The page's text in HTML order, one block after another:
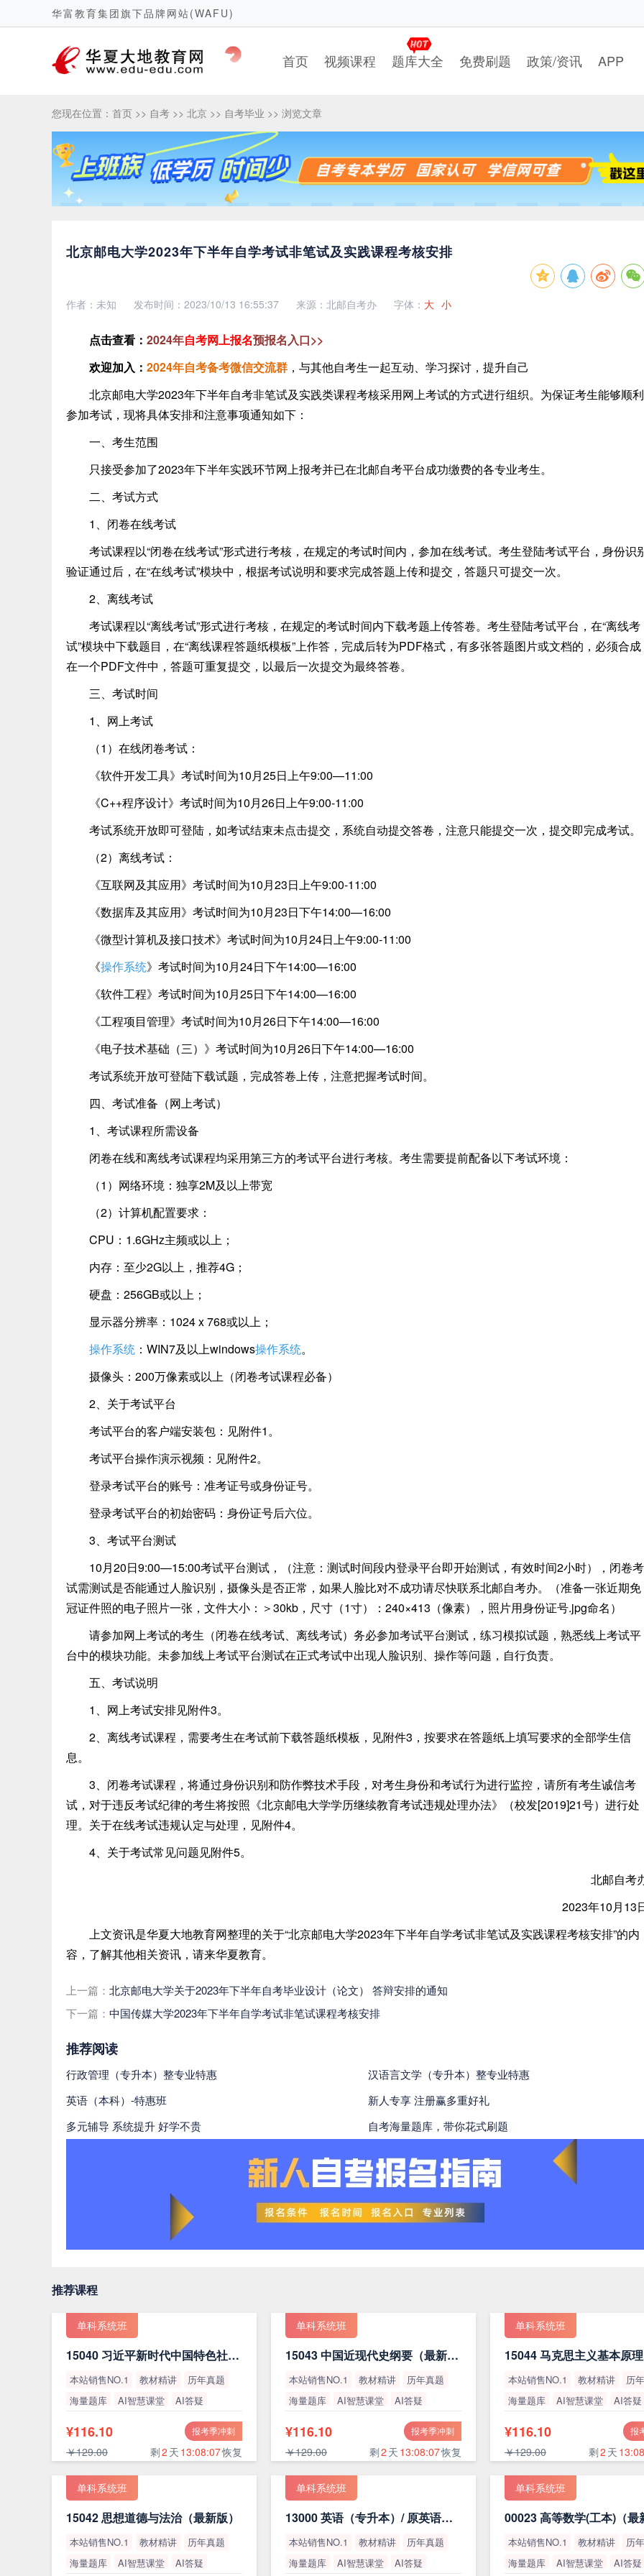
华富教育集团旗下品牌网站(WAFU)
首页 视频课程 题库大全 免费刷题 政策/资讯 APP
您现在位置： 首页 >> 自考 >> 北京 >> 自考毕业 >> 浏览文章
北京邮电大学2023年下半年自学考试非笔试及实践课程考核安排
作者：未知 发布时间：2023/10/13 16:55:37 来源：北邮自考办 字体： 大 小
点击查看： 2024年自考网上报名预报名入口>>
欢迎加入 ： 2024年自考备考微信交流群 ，与其他自考生一起互动、学习探讨，提升自己
北京邮电大学2023年下半年自考非笔试及实践类课程考核采用网上考试的方式进行组织。为保证考生能够顺利
参加考试，现将具体安排和注意事项通知如下：
一、考生范围
只接受参加了2023年下半年实践环节网上报考并已在北邮自考平台成功缴费的各专业考生。
二、考试方式
1、闭卷在线考试
考试课程以“闭卷在线考试”形式进行考核，在规定的考试时间内，参加在线考试。考生登陆考试平台，身份识
验证通过后，在“在线考试”模块中，根据考试说明和要求完成答题上传和提交，答题只可提交一次。
2、离线考试
考试课程以“离线考试”形式进行考核，在规定的考试时间内下载考题上传答卷。考生登陆考试平台，在“离线考
试”模块中下载题目，在“离线课程答题纸模板”上作答，完成后转为PDF格式，有多张答题图片或文档的，必须合成
在一个PDF文件中，答题可重复提交，以最后一次提交为最终答卷。
三、考试时间
1、网上考试
（1）在线闭卷考试：
《软件开发工具》考试时间为10月25日上午9:00—11:00
《C++程序设计》考试时间为10月26日上午9:00-11:00
考试系统开放即可登陆，如考试结束未点击提交，系统自动提交答卷，注意只能提交一次，提交即完成考试。
（2）离线考试：
《互联网及其应用》考试时间为10月23日上午9:00-11:00
《数据库及其应用》考试时间为10月23日下午14:00—16:00
《微型计算机及接口技术》考试时间为10月24日上午9:00-11:00
《操作系统》考试时间为10月24日下午14:00—16:00
《软件工程》考试时间为10月25日下午14:00—16:00
《工程项目管理》考试时间为10月26日下午14:00—16:00
《电子技术基础（三）》考试时间为10月26日下午14:00—16:00
考试系统开放可登陆下载试题，完成答卷上传，注意把握考试时间。
四、考试准备（网上考试）
1、考试课程所需设备
闭卷在线和离线考试课程均采用第三方的考试平台进行考核。考生需要提前配备以下考试环境：
（1）网络环境：独享2M及以上带宽
（2）计算机配置要求：
CPU：1.6GHz主频或以上；
内存：至少2G以上，推荐4G；
硬盘：256GB或以上；
显示器分辨率：1024 x 768或以上；
操作系统 ：WIN7及以上windows操作系统。
摄像头：200万像素或以上（闭卷考试课程必备）
2、关于考试平台
考试平台的客户端安装包：见附件1。
考试平台操作演示视频：见附件2。
登录考试平台的账号：准考证号或身份证号。
登录考试平台的初始密码：身份证号后六位。
3、考试平台测试
10月20日9:00—15:00考试平台测试，（注意：测试时间段内登录平台即开始测试，有效时间2小时），闭卷考
试需测试是否能通过人脸识别，摄像头是否正常，如果人脸比对不成功请尽快联系北邮自考办。（准备一张近期免
冠证件照的电子照片一张，文件大小：＞30kb，尺寸（1寸）：240×413（像素），照片用身份证号.jpg命名）
请参加网上考试的考生（闭卷在线考试、离线考试）务必参加考试平台测试，练习模拟试题，熟悉线上考试平
台中的模块功能。未参加线上考试平台测试在正式考试中出现人脸识别、操作等问题，自行负责。
五、考试说明
1、网上考试安排见附件3。
2、离线考试课程，需要考生在考试前下载答题纸模板，见附件3，按要求在答题纸上填写要求的全部学生信
息。
3、闭卷考试课程，将通过身份识别和防作弊技术手段，对考生身份和考试行为进行监控，请所有考生诚信考
试，对于违反考试纪律的考生将按照《北京邮电大学学历继续教育考试违规处理办法》（校发[2019]21号）进行处
理。关于在线考试违规认定与处理，见附件4。
4、关于考试常见问题见附件5。
北邮自考
2023年10月13
上文资讯是华夏大地教育网整理的关于“北京邮电大学2023年下半年自学考试非笔试及实践课程考核安排”的内
容，了解其他相关资讯，请来华夏教育。
上一篇： 北京邮电大学关于2023年下半年自考毕业设计（论文） 答辩安排的通知
下一篇： 中国传媒大学2023年下半年自学考试非笔试课程考核安排
推荐阅读
行政管理（专升本）整专业特惠
汉语言文学（专升本）整专业特惠
英语（本科）-特惠班
新人专享 注册赢多重好礼
多元辅导 系统提升 好学不贵
自考海量题库，带你花式刷题
推荐课程
单科系统班
15040 习近平新时代中国特色社会主义思想概论（最新版）
本站销售NO.1 教材精讲
历年真题
海量题库
AI智慧课堂
AI答疑
报考季冲刺
¥116.10
￥129.00 剩2 天 13:08:06恢复
单科系统班
15043 中国近现代史纲要（最新版）
本站销售NO.1 教材精讲
历年真题
海量题库
AI智慧课堂
AI答疑
报考季冲刺
¥116.10
￥129.00 剩2 天 13:08:06恢复
单科系统班
本站销售NO.1 教材精讲
历
海量题库
AI智慧课堂
AI答疑
报
¥116.10
￥129.00 剩2 天
单科系统班
15042 思想道德与法治（最新版）
本站销售NO.1 教材精讲
历年真题
海量题库
AI智慧课堂 AI答疑
单科系统班
13000 英语（专升本）/ 原英语（二）
本站销售NO.1 教材精讲
历年真题
海量题库
AI智慧课堂 AI答疑
单科系统班
00023 高等数学(工本)（最
本站销售NO.1 教材精讲
历
海量题库
AI智慧课堂 AI答疑